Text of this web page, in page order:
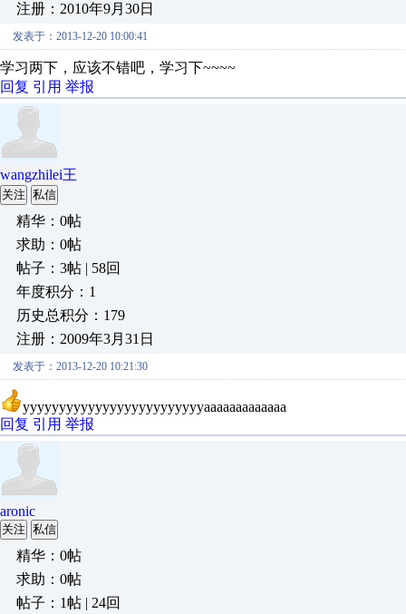
注册：2010年9月30日
发表于：2013-12-20 10:00:41
学习两下，应该不错吧，学习下~~~~
回复 引用 举报
wangzhilei王
关注 私信
精华：0帖
求助：0帖
帖子：3帖 | 58回
年度积分：1
历史总积分：179
注册：2009年3月31日
发表于：2013-12-20 10:21:30
yyyyyyyyyyyyyyyyyyyyyyyyyaaaaaaaaaaaaa
回复 引用 举报
aronic
关注 私信
精华：0帖
求助：0帖
帖子：1帖 | 24回